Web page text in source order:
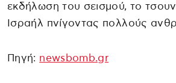
εκδήλωση του σεισμού, το
Ισραήλ πνίγοντας πολλούς
Πηγή: newsbomb.gr